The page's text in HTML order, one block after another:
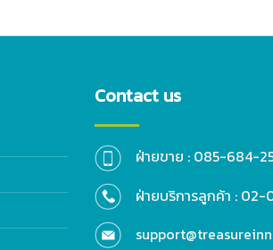
Contact us
ฝ่ายขาย : 085-684-
ฝ่ายบริการลูกค้า :